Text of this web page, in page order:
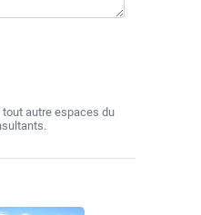
autre espaces du